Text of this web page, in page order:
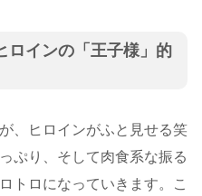
ロインの「王子様」的
、ヒロインがふと見せる笑
ぷり、そして肉食系な振る
トロになっていきます。こ